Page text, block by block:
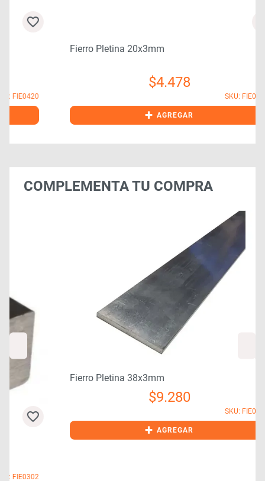
Fierro Pletina 20x3mm
4.478
SKU: FIE0410
AGREGAR
COMPLEMENTA TU COMPRA
Fierro Pletina 38x3mm
9.280
SKU: FIE0431
AGREGAR